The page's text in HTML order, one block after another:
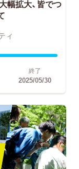
幅拡大、皆でつ
ィ
終了
2025/05/30